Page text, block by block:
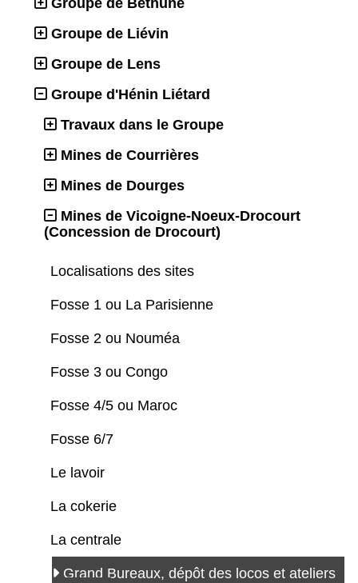
Groupe de Béthune
Groupe de Liévin
Groupe de Lens
Groupe d'Hénin Liétard
Travaux dans le Groupe
Mines de Courrières
Mines de Dourges
Mines de Vicoigne-Noeux-Drocourt
(Concession de Drocourt)
Localisations des sites
Fosse 1 ou La Parisienne
Fosse 2 ou Nouméa
Fosse 3 ou Congo
Fosse 4/5 ou Maroc
Fosse 6/7
Le lavoir
La cokerie
La centrale
Grand Bureaux, dépôt des locos et ateliers